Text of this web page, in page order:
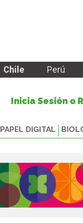
Chile Perú
Inicia Sesión o
PAPEL DIGITAL